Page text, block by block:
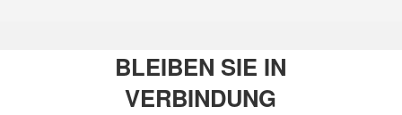
BLEIBEN SIE IN
VERBINDUNG